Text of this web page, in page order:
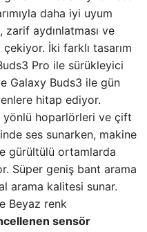
daha iyi uyum
aydınlatması ve
İki farklı tasarım
Pro ile sürükleyici
Galaxy Buds3 ile gün
hitap ediyor.
yönlü hoparlörleri ve çift
ses sunarken, makine
gürültülü ortamlarda
Süper geniş bant arama
arama kalitesi sunar.
Beyaz renk
sensör